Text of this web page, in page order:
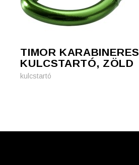
TIMOR KARABINERES
KULCSTARTÓ, ZÖLD
kulcstartó